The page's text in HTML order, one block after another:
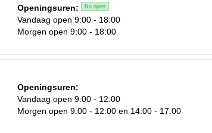
Openingsuren: Nu open
Vandaag open 9:00 - 18:00
Morgen open 9:00 - 18:00
Openingsuren:
Vandaag open 9:00 - 12:00
Morgen open 9:00 - 12:00 en 14:00 - 17:00